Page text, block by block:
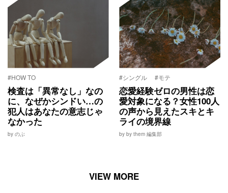
#HOW TO
検査は「異常なし」なの
に、なぜかシンドい…の
犯人はあなたの意志じゃ
なかった
by のぶ
#シングル #モテ
恋愛経験ゼロの男性は恋
愛対象になる？女性100人
の声から見えたスキとキ
ライの境界線
by by them 編集部
VIEW MORE